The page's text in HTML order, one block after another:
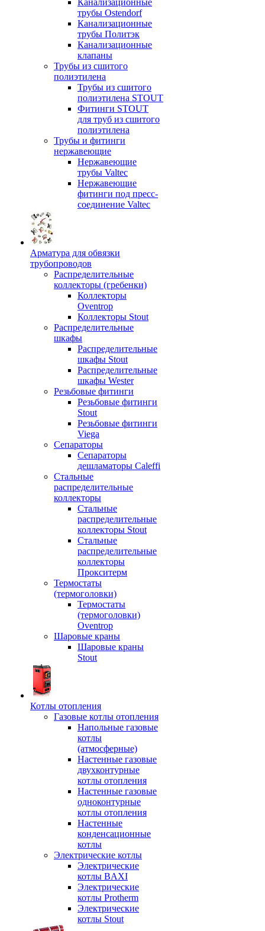
Канализационные
трубы Ostendorf
Канализационные
трубы Политэк
Канализационные
клапаны
Трубы из сшитого
полиэтилена
Трубы из сшитого
полиэтилена STOUT
Фитинги STOUT
для труб из сшитого
полиэтилена
Трубы и фитинги
нержавеющие
Нержавеющие
трубы Valtec
Нержавеющие
фитинги под пресс-
соединение Valtec
Арматура для обвязки
трубопроводов
Распределительные
коллекторы (гребенки)
Коллекторы
Oventrop
Коллекторы Stout
Распределительные
шкафы
Распределительные
шкафы Stout
Распределительные
шкафы Wester
Резьбовые фитинги
Резьбовые фитинги
Stout
Резьбовые фитинги
Viega
Сепараторы
Сепараторы
дешламаторы Caleffi
Стальные
распределительные
коллекторы
Стальные
распределительные
коллекторы Stout
Стальные
распределительные
коллекторы
Прокситерм
Термостаты
(термоголовки)
Термостаты
(термоголовки)
Oventrop
Шаровые краны
Шаровые краны
Stout
Котлы отопления
Газовые котлы отопления
Напольные газовые
котлы
(атмосферные)
Настенные газовые
двухконтурные
котлы отопления
Настенные газовые
одноконтурные
котлы отопления
Настенные
конденсационные
котлы
Электрические котлы
Электрические
котлы BAXI
Электрические
котлы Protherm
Электрические
котлы Stout